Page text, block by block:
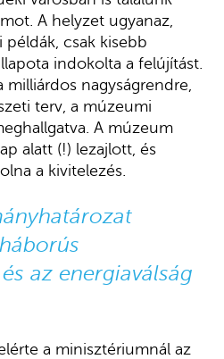
A helyzet ugyanaz,
csak kisebb
indokolta a felújítást.
nagyságrendre,
terv, a múzeumi
A múzeum
alatt (!) lezajlott, és
a kivitelezés.
az energiaválság
a minisztériumnál az